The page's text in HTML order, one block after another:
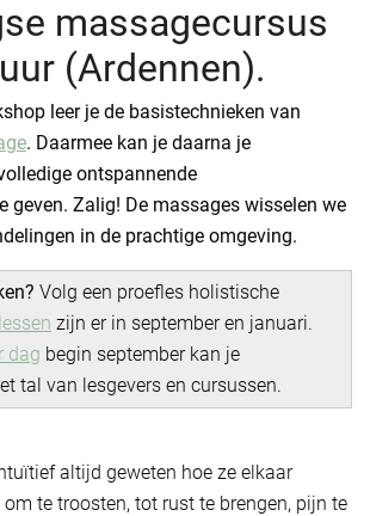
massagecursus
(Ardennen).
leer je de basistechnieken van
. Daarmee kan je daarna je
ontspannende
geven. Zalig! De massages wisselen we
in de prachtige omgeving.
Volg een proefles holistische
zijn er in september en januari.
dag begin september kan je
tal van lesgevers en cursussen.
altijd geweten hoe ze elkaar
te troosten, tot rust te brengen, pijn te